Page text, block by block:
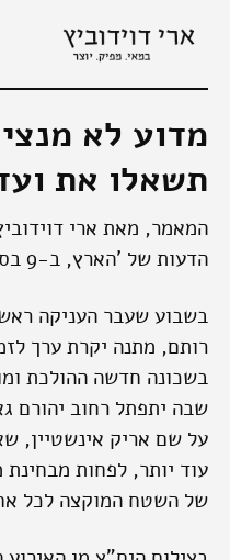
עבור
צור
מדוע לא
תשאלו את
המאמר, מאת ארי
הדעות של 'הארץ, ב-9 בספטמבר 2021:
בשבוע שעבר העניקה
רותם, מתנה יקרת ערך
בשכונה חדשה ההולכת
שבה יתפתל רחוב יהורם
על שם אריק אינשטיין,
עוד יותר, לפחות
של השטח המוקצה לכל